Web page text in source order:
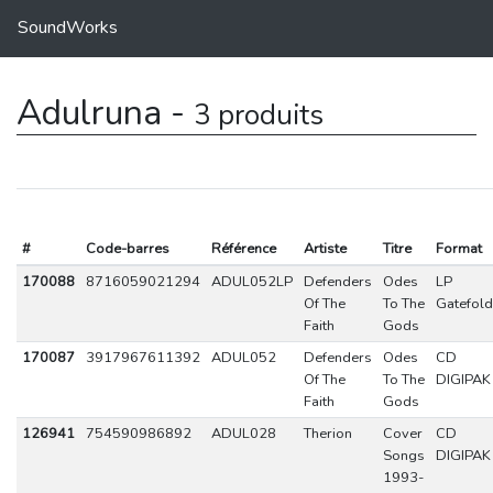
SoundWorks
Adulruna - 3 produits
# Code-barres Référence Artiste Titre
Format
170088
8716059021294 ADUL052LP Defenders
Of The
Faith
Odes
To The
Gods
LP
Gatefold
170087 3917967611392 ADUL052
Defenders
Of The
Faith
Odes
To The
Gods
CD
DIGIPAK
126941 754590986892 ADUL028 Therion
Cover
Songs
1993-
CD
DIGIPAK